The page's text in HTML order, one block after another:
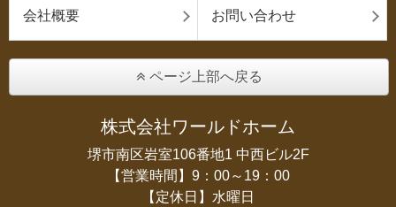
会社概要 お問い合わせ
ページ上部へ戻る
株式会社ワールドホーム
堺市南区岩室106番地1 中西ビル2F
【営業時間】9：00～19：00
【定休日】水曜日